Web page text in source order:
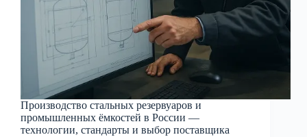
Производство стальных резервуаров и
промышленных ёмкостей в России —
технологии, стандарты и выбор поставщика